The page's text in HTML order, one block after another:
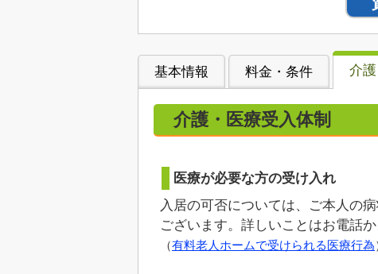
基本情報 料金・条件 介
介護・医療受入体制
医療が必要な方の受け入れ
入居の可否については、ご本人の
ございます。詳しいことはお電話
（有料老人ホームで受けられる医療行為